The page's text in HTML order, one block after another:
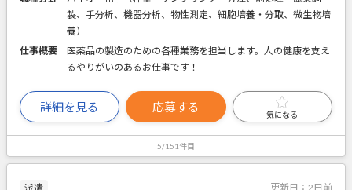
製、手分析、機器分析、物性測定、細胞培養・分取、微生物培
養）
仕事概要
医薬品の製造のための各種業務を担当します。人の健康を支え
るやりがいのあるお仕事です！
詳細を見る 応募する
気になる
5/151件目
更新日： 2日前